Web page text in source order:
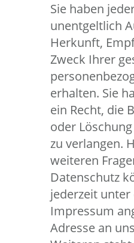
Sie haben
unentgeltlich
Herkunft,
Zweck Ihrer
erhalten. Sie
ein Recht, die
oder
zu verlangen.
weiteren
Datenschutz
jederzeit unter
Impressum
Adresse an